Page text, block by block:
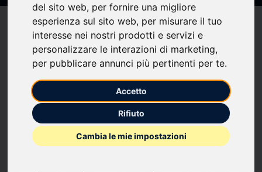
del sito web, per fornire una migliore
esperienza sul sito web, per misurare il tuo
interesse nei nostri prodotti e servizi e
personalizzare le interazioni di marketing,
per pubblicare annunci più pertinenti per te.
Accetto
Rifiuto
Cambia le mie impostazioni
Compatibilità help
(0)bookmark_borderupload Condividi
importancia cualitativa de la comunicación estratégica
como un pilar fundamental en la generación de negocio en
el contexto socioeconómico actual.
La consultora PROA Comunicaciónse consolida como una de